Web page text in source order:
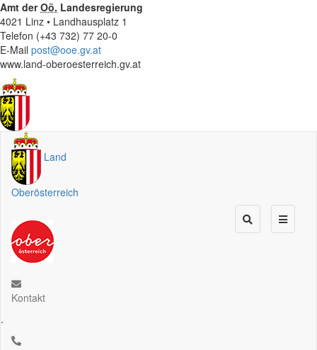
Amt derOö. Landesregierung
4021 Linz • Landhausplatz 1
Telefon (+43 732) 77 20-0
E-Mail post@ooe.gv.at
www.land-oberoesterreich.gv.at
Land
Oberösterreich
Kontakt
.